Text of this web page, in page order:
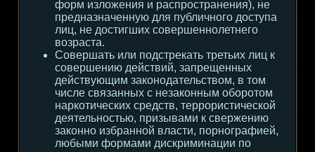
форм изложения и распространения), не
предназначенную для публичного доступа
лиц, не достигших совершеннолетнего
возраста.
Совершать или подстрекать третьих лиц к
совершению действий, запрещенных
действующим законодательством, в том
числе связанных с незаконным оборотом
наркотических средств, террористической
деятельностью, призывами к свержению
законно избранной власти, порнографией,
любыми формами дискриминации по